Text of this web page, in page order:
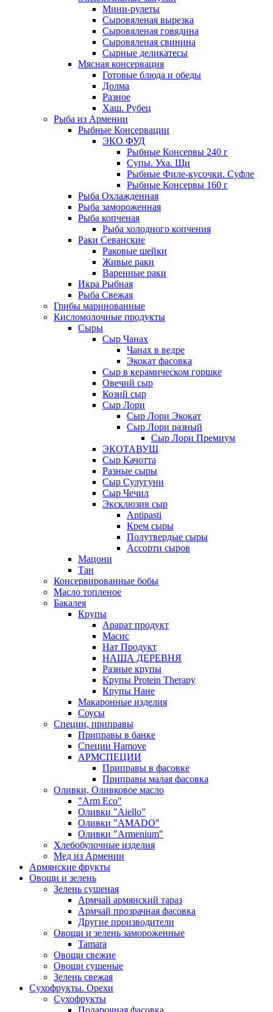
Мини-рулеты
Сыровяленая вырезка
Сыровяленая говядина
Сыровяленая свинина
Сырные деликатесы
Мясная консервация
Готовые блюда и обеды
Долма
Разное
Хаш. Рубец
Рыба из Армении
Рыбные Консервации
ЭКО ФУД
Рыбные Консервы 240 г
Супы. Уха. Щи
Рыбные Филе-кусочки. Суфле
Рыбные Консервы 160 г
Рыба Охлажденная
Рыба замороженная
Рыба копченая
Рыба холодного копчения
Раки Севанские
Раковые шейки
Живые раки
Варенные раки
Икра Рыбная
Рыба Свежая
Грибы маринованные
Кисломолочные продукты
Сыры
Сыр Чанах
Чанах в ведре
Экокат фасовка
Сыр в керамическом горшке
Овечий сыр
Козий сыр
Сыр Лори
Сыр Лори Экокат
Сыр Лори разный
Сыр Лори Премиум
ЭКОТАВУШ
Сыр Качотта
Разные сыры
Сыр Сулугуни
Сыр Чечил
Эксклюзив сыр
Antipasti
Крем сыры
Полутвердые сыры
Ассорти сыров
Мацони
Тан
Консервированные бобы
Масло топленое
Бакалея
Крупы
Арарат продукт
Масис
Нат Продукт
НАША ДЕРЕВНЯ
Разные крупы
Крупы Protein Therapy
Крупы Нане
Макаронные изделия
Соусы
Специи, приправы
Приправы в банке
Специи Hamove
АРМСПЕЦИИ
Приправы в фасовке
Приправы малая фасовка
Оливки, Оливковое масло
"Arm Eco"
Оливки "Aiello"
Оливки "AMADO"
Оливки "Armenium"
Хлебобулочные изделия
Мед из Армении
Армянские фрукты
Овощи и зелень
Зелень сушеная
Армчай армянский тараз
Армчай прозрачная фасовка
Другие производители
Овощи и зелень замороженные
Tamara
Овощи свежие
Овощи сушеные
Зелень свежая
Сухофрукты. Орехи
Сухофрукты
Подарочная фасовка